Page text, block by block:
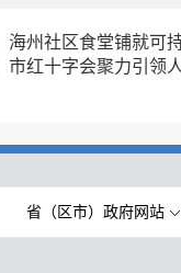
海州社区食堂铺就可
市红十字会聚力引领
省（区市）政府网站